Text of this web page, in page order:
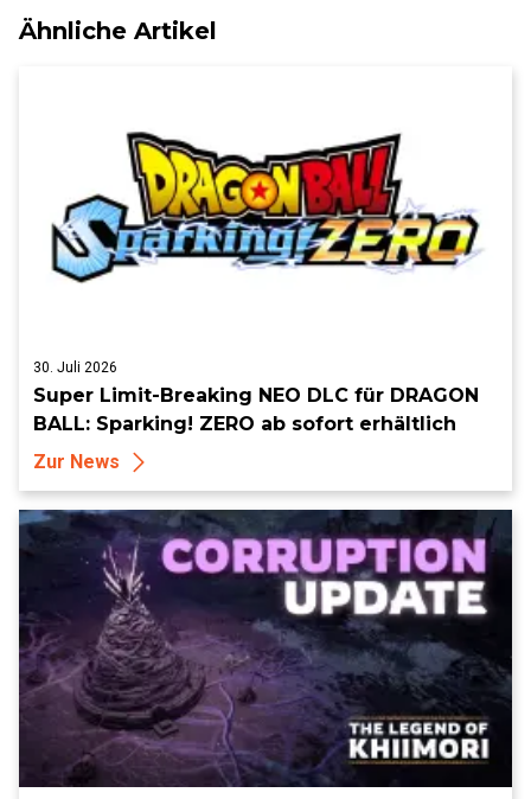
Ähnliche Artikel
30. Juli 2026
Super Limit-Breaking NEO DLC für DRAGON
BALL: Sparking! ZERO ab sofort erhältlich
Zur News